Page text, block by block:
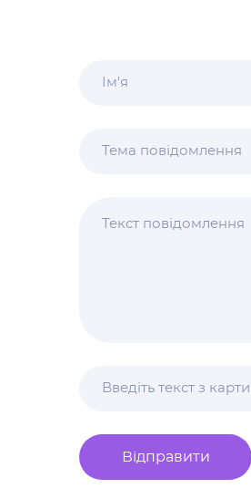
Відправити